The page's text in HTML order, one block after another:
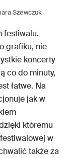
Szewczuk
festiwalu.
grafiku, nie
koncerty
co do minuty,
łatwe. Na
jak w
któremu
w
także za